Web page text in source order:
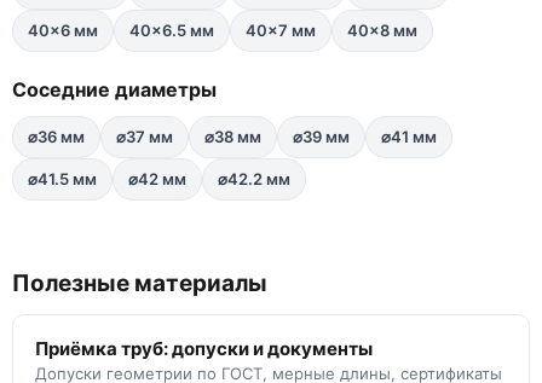
40×6 мм 40×6.5 мм 40×7 мм 40×8 мм
Соседние диаметры
⌀36 мм ⌀37 мм ⌀38 мм ⌀39 мм ⌀41 мм
⌀41.5 мм ⌀42 мм ⌀42.2 мм
Полезные материалы
Приёмка труб: допуски и документы
Допуски геометрии по ГОСТ, мерные длины, сертификаты